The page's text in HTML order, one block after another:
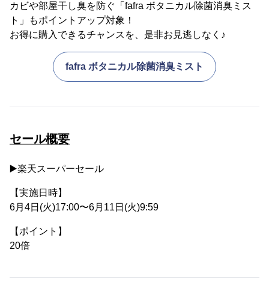
カビや部屋干し臭を防ぐ「fafra ボタニカル除菌消臭ミス
ト」もポイントアップ対象！
お得に購入できるチャンスを、是非お見逃しなく♪
fafra ボタニカル除菌消臭ミスト
セール概要
▶️楽天スーパーセール
【実施日時】
6月4日(火)17:00〜6月11日(火)9:59
【ポイント】
20倍